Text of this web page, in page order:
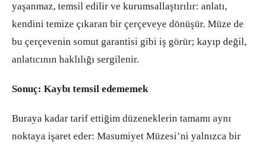
yaşanmaz, temsil edilir ve kurumsallaştırılır: anlatı,
kendini temize çıkaran bir çerçeveye dönüşür. Müze de
bu çerçevenin somut garantisi gibi iş görür; kayıp değil,
anlatıcının haklılığı sergilenir.
Sonuç: Kaybı temsil edememek
Buraya kadar tarif ettiğim düzeneklerin tamamı aynı
noktaya işaret eder: Masumiyet Müzesi’ni yalnızca bir